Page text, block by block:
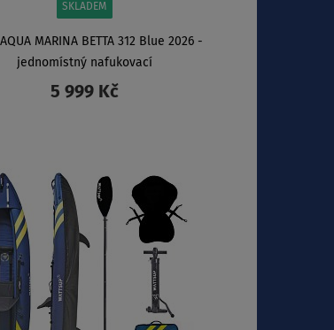
SKLADEM
MARINA BETTA 312 Blue 2026 -
jednomístný nafukovací
5 999 Kč